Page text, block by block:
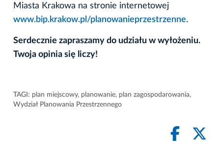
Miasta Krakowa na stronie internetowej
www.bip.krakow.pl/planowanieprzestrzenne.
Serdecznie zapraszamy do udziału w wyłożeniu.
Twoja opinia się liczy!
TAGI: plan miejscowy, planowanie, plan zagospodarowania,
Wydział Planowania Przestrzennego